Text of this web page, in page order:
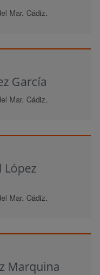
Mar. Cádiz.
García
Mar. Cádiz.
López
Mar. Cádiz.
Marquina